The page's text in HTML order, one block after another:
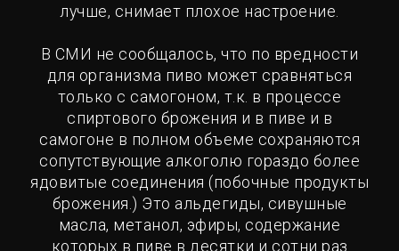
лучше, снимает плохое настроение.
В СМИ не сообщалось, что по вредности
для организма пиво может сравняться
только с самогоном, т.к. в процессе
спиртового брожения и в пиве и в
самогоне в полном объеме сохраняются
сопутствующие алкоголю гораздо более
ядовитые соединения (побочные продукты
брожения.) Это альдегиды, сивушные
масла, метанол, эфиры, содержание
которых в пиве в десятки и сотни раз